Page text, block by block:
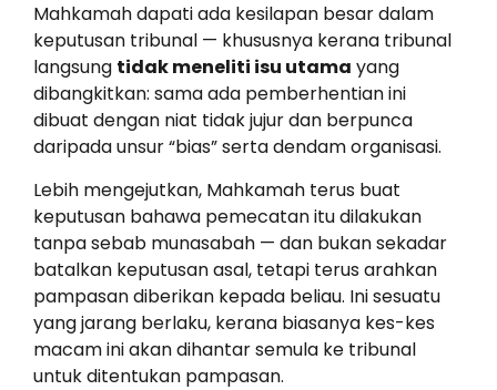
Mahkamah dapati ada kesilapan besar dalam
keputusan tribunal — khususnya kerana tribunal
langsung tidak meneliti isu utama yang
dibangkitkan: sama ada pemberhentian ini
dibuat dengan niat tidak jujur dan berpunca
daripada unsur “bias” serta dendam organisasi.
Lebih mengejutkan, Mahkamah terus buat
keputusan bahawa pemecatan itu dilakukan
tanpa sebab munasabah — dan bukan sekadar
batalkan keputusan asal, tetapi terus arahkan
pampasan diberikan kepada beliau. Ini sesuatu
yang jarang berlaku, kerana biasanya kes-kes
macam ini akan dihantar semula ke tribunal
untuk ditentukan pampasan.